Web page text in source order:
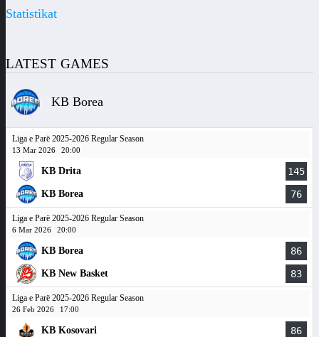
Statistikat
LATEST GAMES
KB Borea
Liga e Parë 2025-2026 Regular Season
13 Mar 2026 20:00
KB Drita 145
KB Borea 76
Liga e Parë 2025-2026 Regular Season
6 Mar 2026 20:00
KB Borea 86
KB New Basket 83
Liga e Parë 2025-2026 Regular Season
26 Feb 2026 17:00
KB Kosovari 86